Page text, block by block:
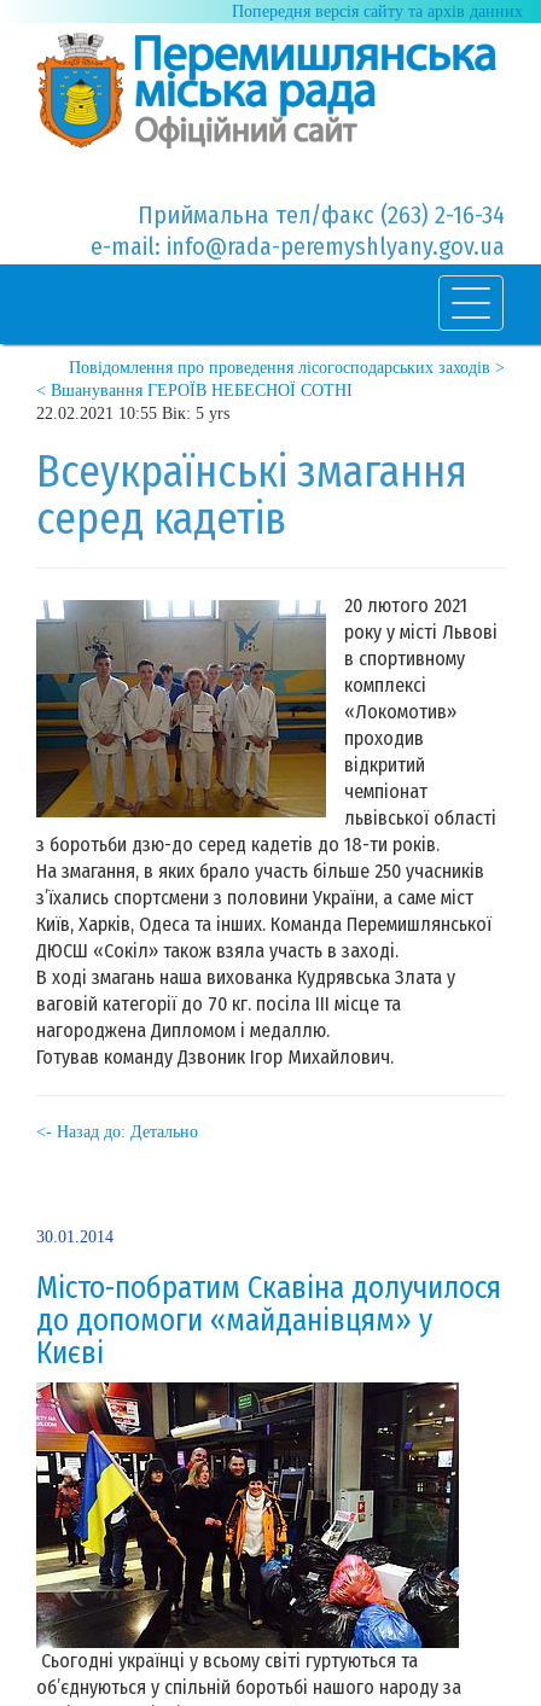
Попередня версія сайту та архів данних
Приймальна тел/факс (263) 2-16-34
e-mail: info@rada-peremyshlyany.gov.ua
Повідомлення про проведення лісогосподарських заходів >
< Вшанування ГЕРОЇВ НЕБЕСНОЇ СОТНІ
22.02.2021 10:55 Вік: 5 yrs
Всеукраїнські змагання
серед кадетів
20 лютого 2021
року у місті Львові
в спортивному
комплексі
«Локомотив»
проходив
відкритий
чемпіонат
львівської області
з боротьби дзю-до серед кадетів до 18-ти років.
На змагання, в яких брало участь більше 250 учасників
з’їхались спортсмени з половини України, а саме міст
Київ, Харків, Одеса та інших. Команда Перемишлянської
ДЮСШ «Сокіл» також взяла участь в заході.
В ході змагань наша вихованка Кудрявська Злата у
ваговій категорії до 70 кг. посіла ІІІ місце та
нагороджена Дипломом і медаллю.
Готував команду Дзвоник Ігор Михайлович.
<- Назад до: Детально
30.01.2014
Місто-побратим Скавіна долучилося
до допомоги «майданівцям» у
Києві
Сьогодні українці у всьому світі гуртуються та
об’єднуються у спільній боротьбі нашого народу за